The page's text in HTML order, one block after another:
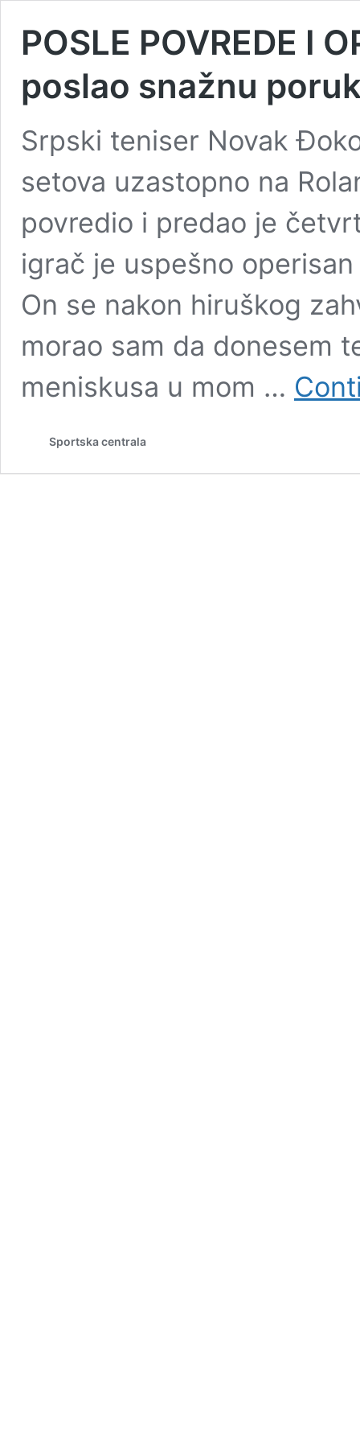
POSLE POVREDE I
poslao snažnu
Srpski teniser Novak
setova uzastopno na
povredio i predao je
igrač je uspešno
On se nakon hiruškog
morao sam da donesem
meniskusa u mom …
Sportska centrala